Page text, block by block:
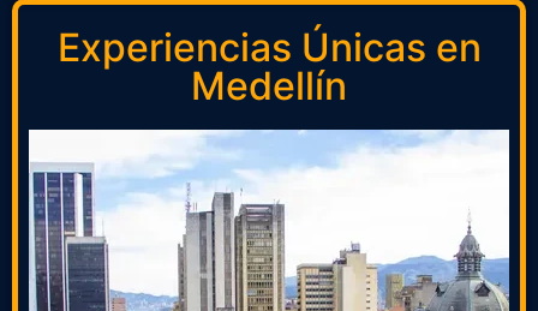
Experiencias Únicas en
Medellín